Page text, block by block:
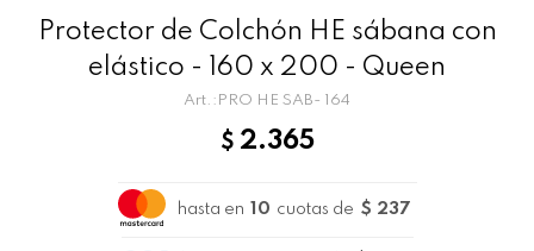
Protector de Colchón HE sábana con
elástico - 160 x 200 - Queen
PRO HE SAB- 164
$ 2.365
hasta en 10 cuotas de $ 237